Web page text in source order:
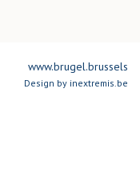
www.brugel.brussels
Design by inextremis.be